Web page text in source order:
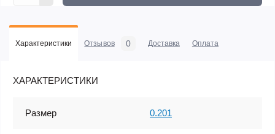
Характеристики Отзывов 0 Доставка Оплата
ХАРАКТЕРИСТИКИ
Размер 0.201